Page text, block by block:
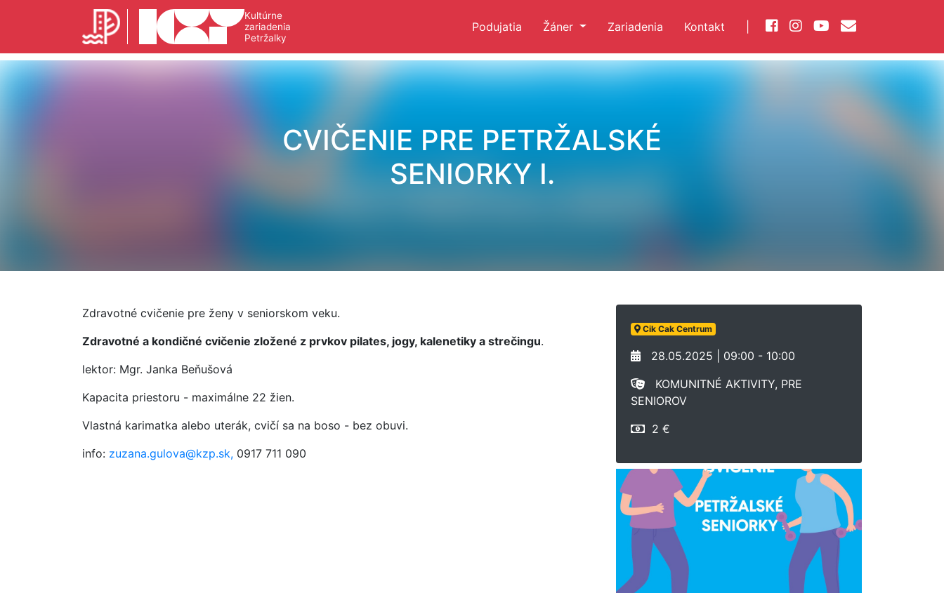
Kultúrne
zariadenia
Petržalky
Podujatia Žáner Zariadenia Kontakt
CVIČENIE PRE PETRŽALSKÉ
SENIORKY I.
Zdravotné cvičenie pre ženy v seniorskom veku.
Zdravotné a kondičné cvičenie zložené z prvkov pilates, jogy, kalenetiky a strečingu.
lektor: Mgr. Janka Beňušová
Kapacita priestoru - maximálne 22 žien.
Vlastná karimatka alebo uterák, cvičí sa na boso - bez obuvi.
info: zuzana.gulova@kzp.sk, 0917 711 090
Cik Cak Centrum
28.05.2025 | 09:00 - 10:00
KOMUNITNÉ AKTIVITY, PRE
SENIOROV
2 €